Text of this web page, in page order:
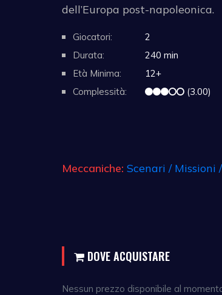
dell’Europa post-napoleonica.
Giocatori:
2
Durata:
240 min
Età Minima:
12+
Complessità:
(3.00)
Meccaniche: Scenari / Missioni
DOVE ACQUISTARE
Nessun prezzo disponibile al